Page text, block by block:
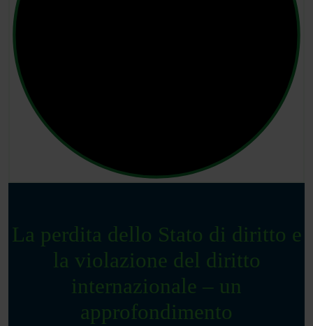
La perdita dello Stato di diritto e
la violazione del diritto
internazionale – un
approfondimento